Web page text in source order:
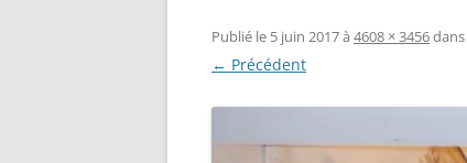
Publié le 5 juin 2017à 4608 × 3456dans
← Précédent